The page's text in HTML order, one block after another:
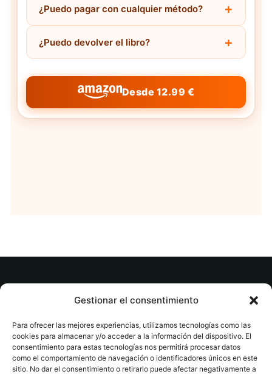
Gestionar el consentimiento
Para ofrecer las mejores experiencias, utilizamos tecnologías como las
cookies para almacenar y/o acceder a la información del dispositivo. El
consentimiento para estas tecnologías nos permitirá procesar datos
como el comportamiento de navegación o identificadores únicos en este
sitio. No dar el consentimiento o retirarlo puede afectar negativamente a
¿Puedo pagar con cualquier método?
¿Puedo devolver el libro?
Desde 12.99 €
© tuslibrosvip.com · Todos los derechos